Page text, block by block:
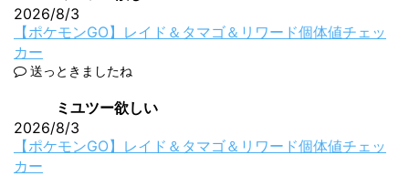
2026/8/3
【ポケモンGO】レイド＆タマゴ＆リワード個体値チェッ
カー
送っときましたね
ミユツー欲しい
2026/8/3
【ポケモンGO】レイド＆タマゴ＆リワード個体値チェッ
カー